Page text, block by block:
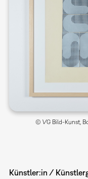
© VG Bild-Kunst,
Künstler:in /